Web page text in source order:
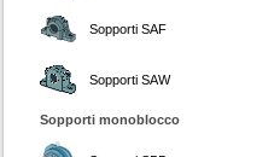
Sopporti SAF
Sopporti SAW
Sopporti monoblocco